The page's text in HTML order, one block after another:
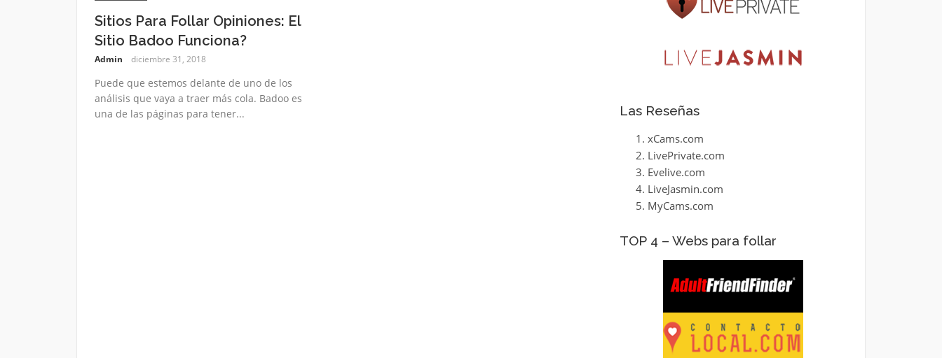
Sitios Para Follar Opiniones: El
Sitio Badoo Funciona?
Admin diciembre 31, 2018
Puede que estemos delante de uno de los
análisis que vaya a traer más cola. Badoo es
una de las páginas para tener...
Las Reseñas
xCams.com
LivePrivate.com
Evelive.com
LiveJasmin.com
MyCams.com
TOP 4 – Webs para follar